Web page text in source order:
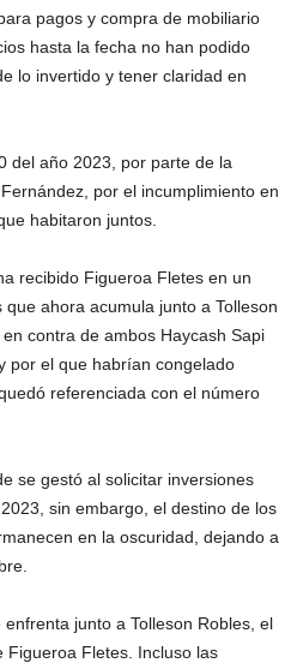
pagos y compra de mobiliario
hasta la fecha no han podido
lo invertido y tener claridad en
del año 2023, por parte de la
por el incumplimiento en
habitaron juntos.
recibido Figueroa Fletes en un
ahora acumula junto a Tolleson
contra de ambos Haycash Sapi
por el que habrían congelado
referenciada con el número
se gestó al solicitar inversiones
sin embargo, el destino de los
en la oscuridad, dejando a
junto a Tolleson Robles, el
Figueroa Fletes. Incluso las